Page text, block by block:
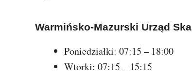
Warmińsko-Mazurski Urząd
Poniedziałki: 07:15 – 18:00
Wtorki: 07:15 – 15:15